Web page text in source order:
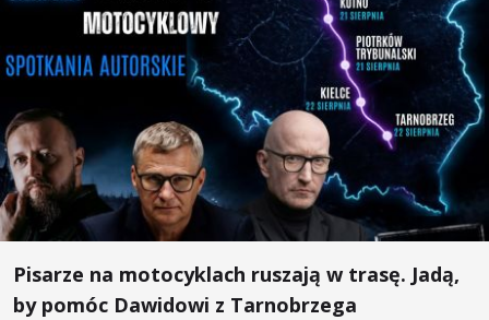
Pisarze na motocyklach ruszają w trasę. Jadą,
by pomóc Dawidowi z Tarnobrzega